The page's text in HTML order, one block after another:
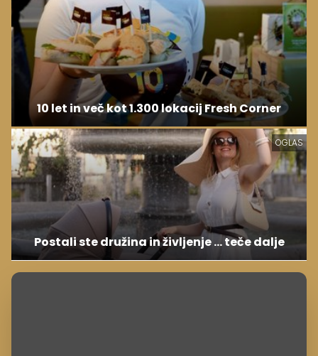
10 let in več kot 1.300 lokacij Fresh Corner
OGLAS
Postali ste družina in življenje ... teče dalje